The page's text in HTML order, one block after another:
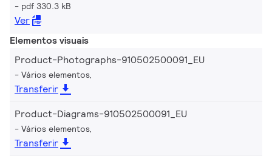
pdf 330.3 kB
Ver
Elementos visuais
Product-Photographs-910502500091_EU
Vários elementos,
Transferir
Product-Diagrams-910502500091_EU
Vários elementos,
Transferir